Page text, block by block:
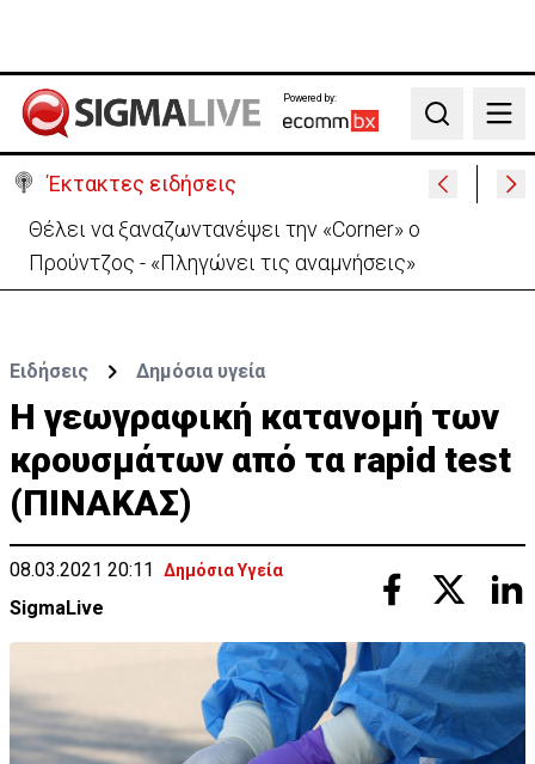
Powered by:
Search
Έκτακτες ειδήσεις
Ιράν: Απορρίπτει τη συμφωνία Σ. Αραβίας, Τουρκίας,
Πακιστάν-«Μόνο στα χαρτιά»
Ειδήσεις Δημόσια υγεία
Η γεωγραφική κατανομή των
κρουσμάτων από τα rapid test
(ΠΙΝΑΚΑΣ)
08.03.2021 20:11 Δημόσια Υγεία
SigmaLive